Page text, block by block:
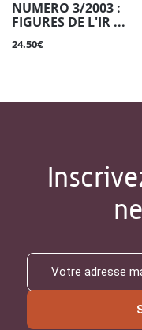
NUMERO 3/2003 :
FIGURES DE L'IR ...
24.50€